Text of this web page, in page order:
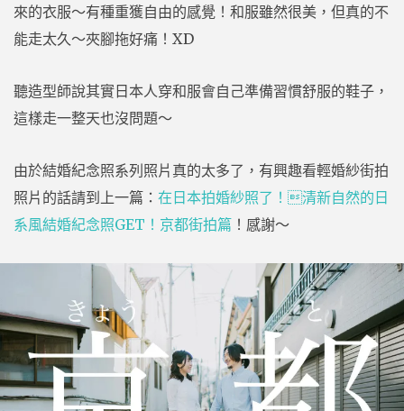
來的衣服～有種重獲自由的感覺！和服雖然很美，但真的不
能走太久～夾腳拖好痛！XD
聽造型師說其實日本人穿和服會自己準備習慣舒服的鞋子，
這樣走一整天也沒問題～
由於結婚紀念照系列照片真的太多了，有興趣看輕婚紗街拍
照片的話請到上一篇： 在日本拍婚紗照了！清新自然的日
系風結婚紀念照GET！京都街拍篇 ！感謝～‎